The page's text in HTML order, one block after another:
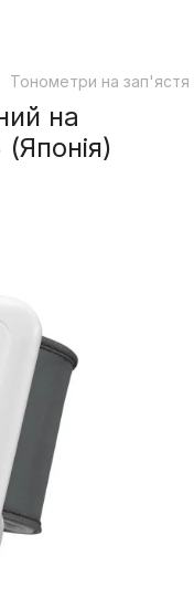
Тонометри на зап'ястя
на